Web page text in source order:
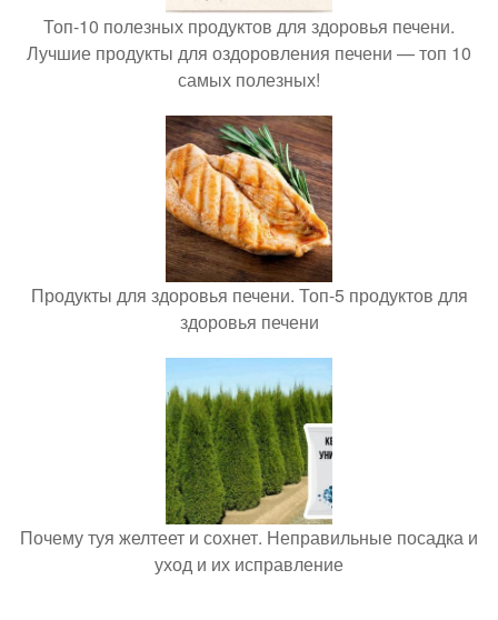
Топ-10 полезных продуктов для здоровья печени.
Лучшие продукты для оздоровления печени — топ 10
самых полезных!
Продукты для здоровья печени. Топ-5 продуктов для
здоровья печени
Почему туя желтеет и сохнет. Неправильные посадка и
уход и их исправление